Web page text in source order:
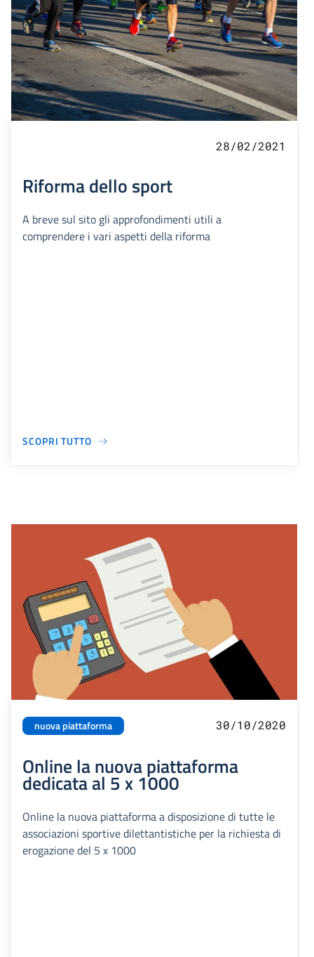
28/02/2021
Riforma dello sport
A breve sul sito gli approfondimenti utili a
comprendere i vari aspetti della riforma
SCOPRI TUTTO
nuova piattaforma 30/10/2020
Online la nuova piattaforma
dedicata al 5 x 1000
Online la nuova piattaforma a disposizione di tutte le
associazioni sportive dilettantistiche per la richiesta di
erogazione del 5 x 1000